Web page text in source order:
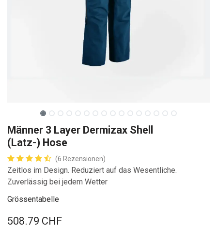
Männer 3 Layer Dermizax Shell
(Latz-) Hose
(6 Rezensionen)
Zeitlos im Design. Reduziert auf das Wesentliche.
Zuverlässig bei jedem Wetter
Grössentabelle
508.79 CHF